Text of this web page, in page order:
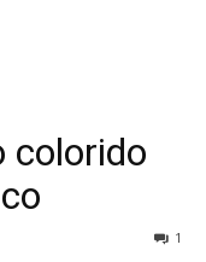
colorido
1